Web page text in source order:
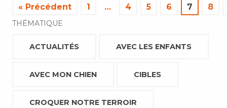
« Précédent 1 … 4 5 6 7 8
THÉMATIQUE
ACTUALITÉS AVEC LES ENFANTS
AVEC MON CHIEN CIBLES
CROQUER NOTRE TERROIR